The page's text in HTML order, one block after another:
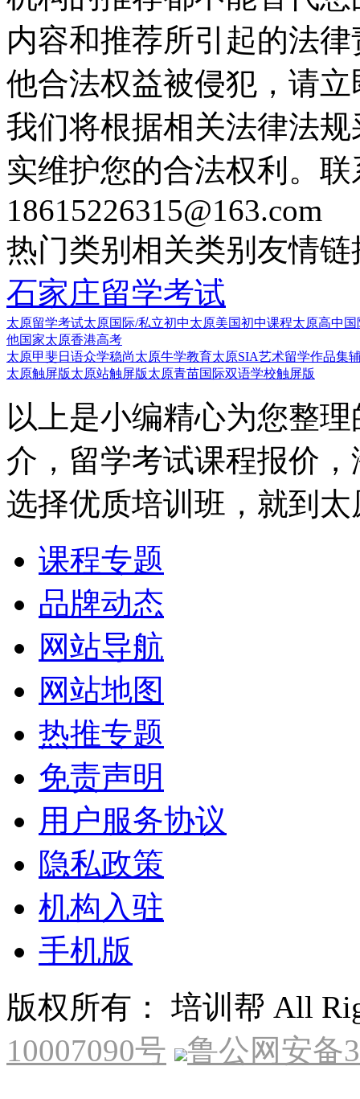
内容和推荐所引起的法
他合法权益被侵犯，请
我们将根据相关法律法
实维护您的合法权利。
18615226315@163.com
热门类别 相关类别 友情链
石家庄留学考试
太原留学考试太原国际/私立初中太原美国初中课程太原高中国
他国家太原香港高考
太原甲斐日语众学稳尚太原牛学教育太原SIA艺术留学作品集
太原触屏版太原站触屏版太原青苗国际双语学校触屏版
以上是小编精心为您整
介，留学考试课程报价
选择优质培训班，就到
课程专题
品牌动态
网站导航
网站地图
热推专题
免责声明
用户服务协议
隐私政策
机构入驻
手机版
版权所有： 培训帮 All
10007090号
鲁公网安备